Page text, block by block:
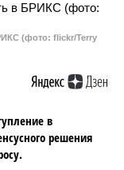
(фото: flickr/Terry
в
решения